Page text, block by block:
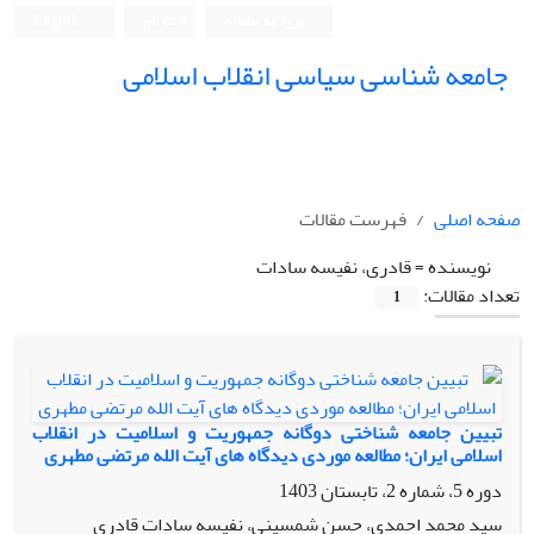
جامعه شناسی سیاسی انقلاب اسلامی
صفحه اصلی
فهرست مقالات
نویسنده =قادری، نفیسه سادات
تعداد مقالات:
1
تبیین جامعه شناختی دوگانه جمهوریت و اسلامیت در انقلاب
اسلامی ایران؛ مطالعه موردی دیدگاه های آیت الله مرتضی مطهری
دوره 5، شماره 2، تابستان 1403
سید محمد احمدی، حسن شمسینی، نفیسه سادات قادری